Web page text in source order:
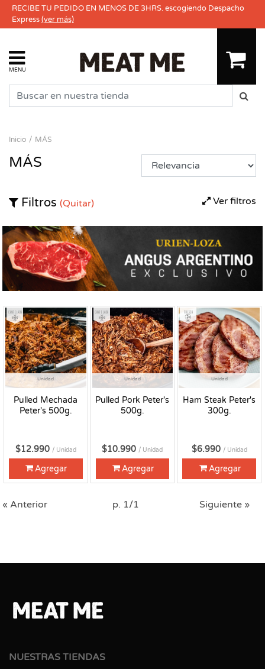
RECIBE TU PEDIDO EN MENOS DE 3HRS. escogiendo Despacho
Express(ver más)
MENU
Inicio MÁS
MÁS
Ver filtros
Filtros (Quitar)
Unidad
Pulled Mechada
Peter's 500g.
Congelado
$12.990 / Unidad
Agregar
Unidad
Pulled Pork Peter's
500g.
Congelado
$10.990 / Unidad
Agregar
Unidad
Ham Steak Peter's
300g.
Fresco
$6.990 / Unidad
Agregar
« Anterior p. 1/1 Siguiente »
NUESTRAS TIENDAS